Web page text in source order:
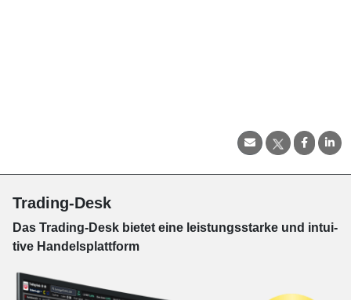
Trading-Desk
Das Trading-Desk bie­tet eine leis­tungs­star­ke und in­tui­
tive Han­dels­platt­form